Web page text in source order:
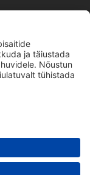
MAZDA Latvija